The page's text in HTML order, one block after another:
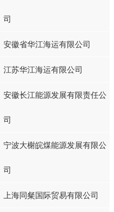
司
安徽省华江海运有限公司
江苏华江海运有限公司
安徽长江能源发展有限责任公
司
宁波大榭皖煤能源发展有限公
司
上海同粲国际贸易有限公司